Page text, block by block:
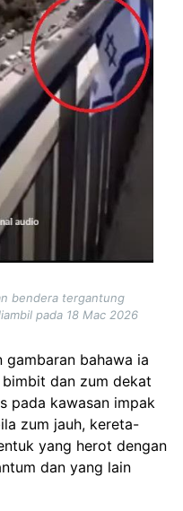
bendera tergantung
pada 18 Mac 2026
gambaran bahawa ia
dan zum dekat
pada kawasan impak
zum jauh, kereta-
yang herot dengan
dan yang lain